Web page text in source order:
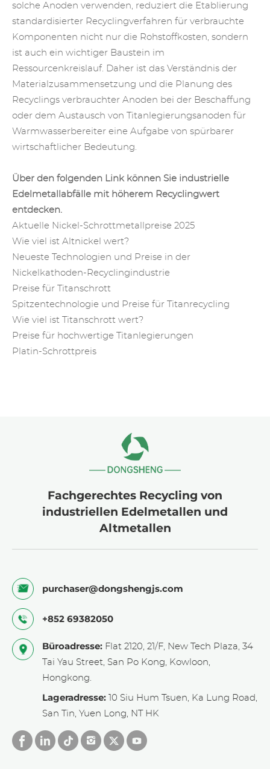
solche Anoden verwenden, reduziert die Etablierung
standardisierter Recyclingverfahren für verbrauchte
Komponenten nicht nur die Rohstoffkosten, sondern
ist auch ein wichtiger Baustein im
Ressourcenkreislauf. Daher ist das Verständnis der
Materialzusammensetzung und die Planung des
Recyclings verbrauchter Anoden bei der Beschaffung
oder dem Austausch von Titanlegierungsanoden für
Warmwasserbereiter eine Aufgabe von spürbarer
wirtschaftlicher Bedeutung.
Über den folgenden Link können Sie industrielle
Edelmetallabfälle mit höherem Recyclingwert
entdecken.
Aktuelle Nickel-Schrottmetallpreise 2025
Wie viel ist Altnickel wert?
Neueste Technologien und Preise in der
Nickelkathoden-Recyclingindustrie
Preise für Titanschrott
Spitzentechnologie und Preise für Titanrecycling
Wie viel ist Titanschrott wert?
Preise für hochwertige Titanlegierungen
Platin-Schrottpreis
Fachgerechtes Recycling von
industriellen Edelmetallen und
Altmetallen
purchaser@dongshengjs.com
+852 69382050
Büroadresse: Flat 2120, 21/F, New Tech Plaza, 34
Tai Yau Street, San Po Kong, Kowloon,
Hongkong.
Lageradresse: 10 Siu Hum Tsuen, Ka Lung Road,
San Tin, Yuen Long, NT HK